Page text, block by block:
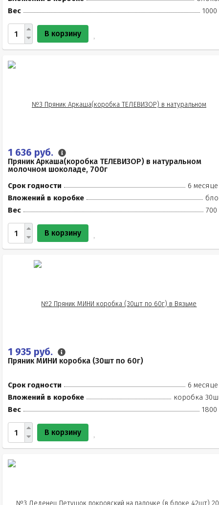
Вес
1000
В корзину
1 636 руб.
Пряник Аркаша(коробка ТЕЛЕВИЗОР) в натуральном
молочном шоколаде, 700г
Срок годности
6
Вложений в коробке
Вес
700
В корзину
1 935 руб.
Пряник МИНИ коробка (30шт по 60г)
Срок годности
6
Вложений в коробке
коробка
Вес
1800
В корзину